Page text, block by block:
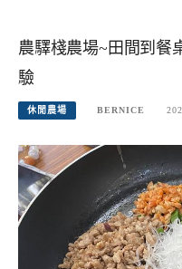
農驛棧農場~田間到餐
驗
休閒農場 BERNICE